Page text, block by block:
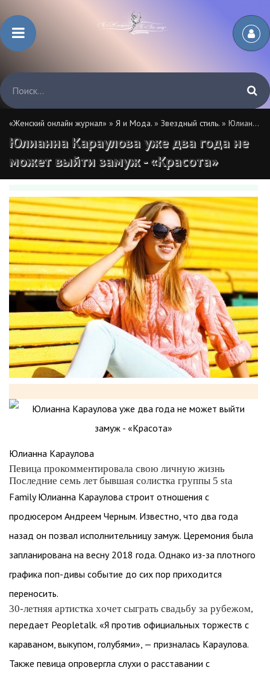
«Женский онлайн журнал» » Я и Мода. » Звездный стиль. » Юлианна Караулова уже два года не может выйти замуж - «Красота»
Юлианна Караулова уже два года не
может выйти замуж - «Красота»
Юлианна Караулова
Певица прокомментировала свою личную жизнь
Последние семь лет бывшая солистка группы 5 sta
Family Юлианна Караулова строит отношения с
продюсером Андреем Черным. Известно, что два года
назад он позвал исполнительницу замуж. Церемония была
запланирована на весну 2018 года. Однако из-за плотного
графика поп-дивы событие до сих пор приходится
переносить.
30-летняя артистка хочет сыграть свадьбу за рубежом,
передает Peopletalk. «Я против официальных торжеств с
караваном, выкупом, голубями», — призналась Караулова.
Также певица опровергла слухи о расставании с